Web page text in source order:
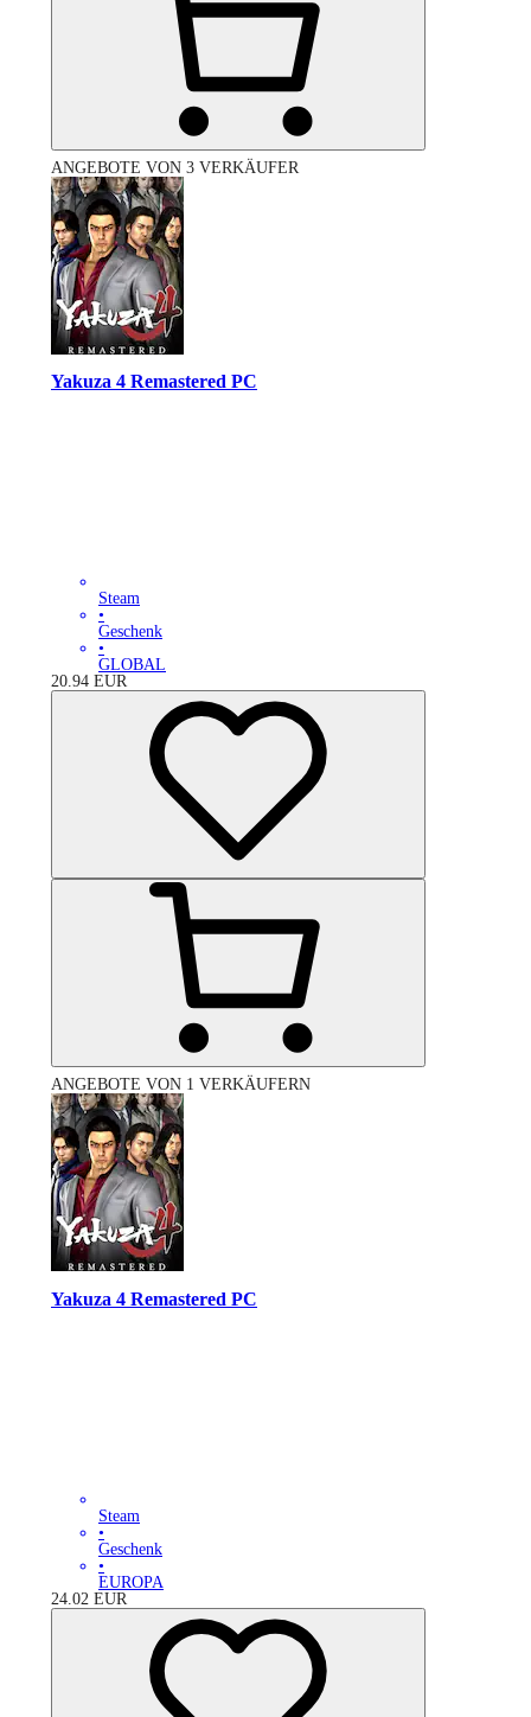
ANGEBOTE VON 3 VERKÄUFER
Yakuza 4 Remastered PC
Steam
•
Geschenk
•
GLOBAL
20.94 EUR
ANGEBOTE VON 1 VERKÄUFERN
Yakuza 4 Remastered PC
Steam
•
Geschenk
•
EUROPA
24.02 EUR